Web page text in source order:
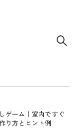
ゲーム｜室内ですぐ
り方とヒント例